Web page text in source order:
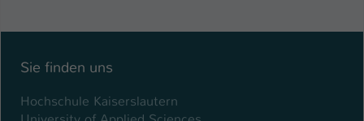
Sie finden uns
Hochschule Kaiserslautern
Zweck